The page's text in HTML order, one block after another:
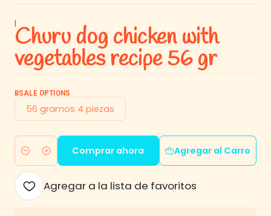
|
Churu dog chicken with
vegetables recipe 56 gr
BSALE OPTIONS
56 gramos 4 piezas
Cantidad
Agregar al Carro
Comprar ahora
Agregar a la lista de favoritos